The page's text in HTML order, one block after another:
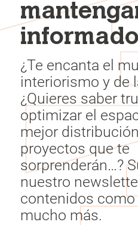
¿Te encanta el
interiorismo y de
¿Quieres saber
optimizar el
mejor
proyectos que te
sorprenderán…?
nuestro
contenidos
mucho más.